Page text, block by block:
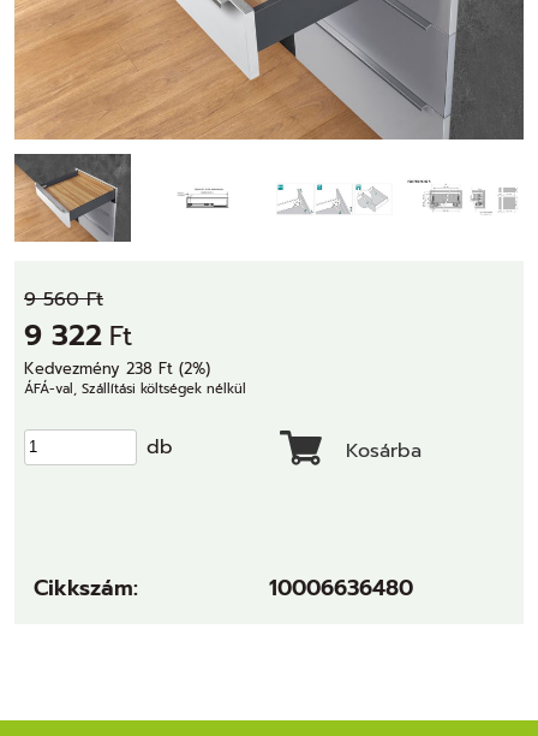
9 560 Ft
9 322 Ft
Kedvezmény 238 Ft (2%)
ÁFÁ-val, Szállítási költségek nélkül
db Kosárba
Cikkszám: 10006636480